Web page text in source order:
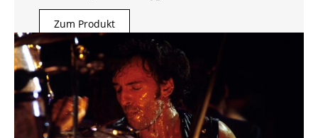
Zum Produkt